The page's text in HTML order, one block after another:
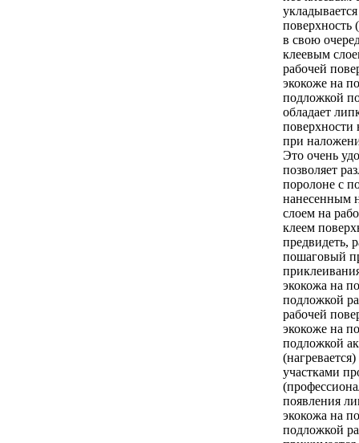
поверхность
в свою
клеевым
рабочей
экокоже на
подложкой
обладает
поверхности
при
Это очень
позволяет
поролоне с
нанесенным
слоем на
клеем
предвидеть,
пошаговый
экокожа на
подложкой
рабочей
экокоже на
подложкой
участками
появления
экокожа на
подложкой